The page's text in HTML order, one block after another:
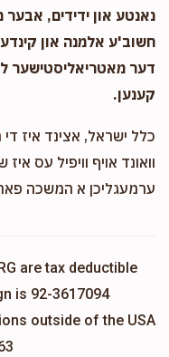
נאנטע און ידידים, אבער
חשוב'ע אלמנה און
דער מאטריאליסטישער
קענען.
כלל ישראל, אצינד איז די
וואונד אויף וויפיל עס איז
ערמעגליכן א המשכה פאר
are tax deductible
is 92-3617094
outside of the USA